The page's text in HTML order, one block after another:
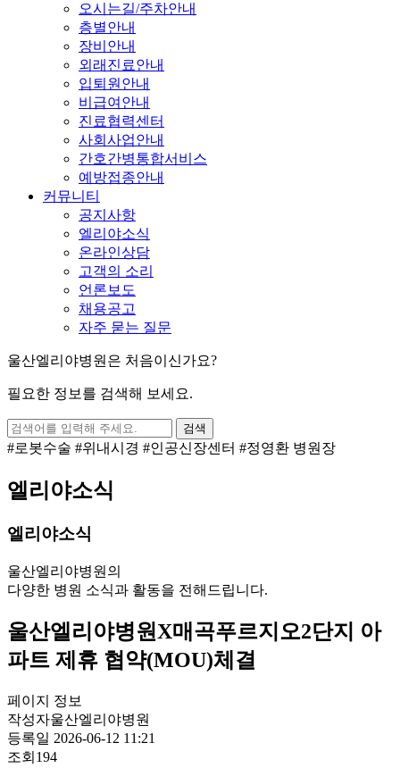
오시는길/주차안내
층별안내
장비안내
외래진료안내
입퇴원안내
비급여안내
진료협력센터
사회사업안내
간호간병통합서비스
예방접종안내
커뮤니티
공지사항
엘리야소식
온라인상담
고객의 소리
언론보도
채용공고
자주 묻는 질문
울산엘리야병원은 처음이신가요?
필요한 정보를 검색해 보세요.
검색
#로봇수술 #위내시경 #인공신장센터 #정영환 병원장
엘리야소식
엘리야소식
울산엘리야병원의
다양한 병원 소식과 활동을 전해드립니다.
울산엘리야병원X매곡푸르지오2단지 아
파트 제휴 협약(MOU)체결
페이지 정보
작성자울산엘리야병원
등록일 2026-06-12 11:21
조회 194